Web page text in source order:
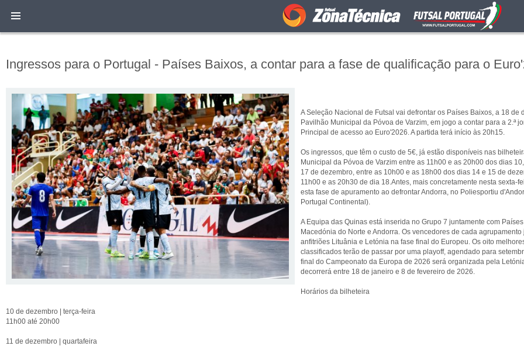
Ingressos para o Portugal - Países Baixos, a contar para a fase de qualificação para o
A Seleção Nacional de Futsal vai defrontar os Países Baixos, a 18 de
Pavilhão Municipal da Póvoa de Varzim, em jogo a contar para a 2.ª
Principal de acesso ao Euro'2026. A partida terá início às 20h15.
Os ingressos, que têm o custo de 5€, já estão disponíveis nas
Municipal da Póvoa de Varzim entre as 11h00 e as 20h00 dos dias
17 de dezembro, entre as 10h00 e as 18h00 dos dias 14 e 15 de
11h00 e as 20h30 de dia 18.Antes, mais concretamente nesta sexta-
esta fase de apuramento ao defrontar Andorra, no Poliesportiu
Portugal Continental).
A Equipa das Quinas está inserida no Grupo 7 juntamente com
Macedónia do Norte e Andorra. Os vencedores de cada
anfitriões Lituânia e Letónia na fase final do Europeu. Os oito
classificados terão de passar por uma playoff, agendado para
final do Campeonato da Europa de 2026 será organizada pela
decorrerá entre 18 de janeiro e 8 de fevereiro de 2026.
Horários da bilheteira
10 de dezembro | terça-feira
11h00 até 20h00
11 de dezembro | quartafeira